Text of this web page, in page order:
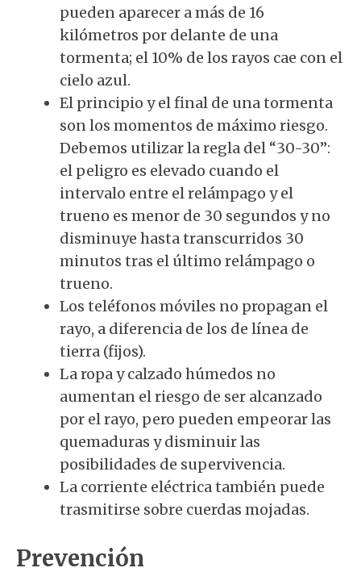
pueden aparecer a más de 16
kilómetros por delante de una
tormenta; el 10% de los rayos cae con el
cielo azul.
El principio y el final de una tormenta
son los momentos de máximo riesgo.
Debemos utilizar la regla del “30-30”:
el peligro es elevado cuando el
intervalo entre el relámpago y el
trueno es menor de 30 segundos y no
disminuye hasta transcurridos 30
minutos tras el último relámpago o
trueno.
Los teléfonos móviles no propagan el
rayo, a diferencia de los de línea de
tierra (fijos).
La ropa y calzado húmedos no
aumentan el riesgo de ser alcanzado
por el rayo, pero pueden empeorar las
quemaduras y disminuir las
posibilidades de supervivencia.
La corriente eléctrica también puede
trasmitirse sobre cuerdas mojadas.
Prevención